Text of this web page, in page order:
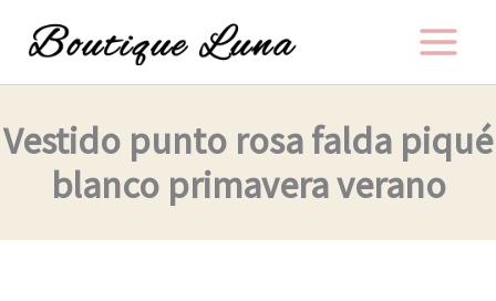
Vestido punto rosa falda piqué
blanco primavera verano